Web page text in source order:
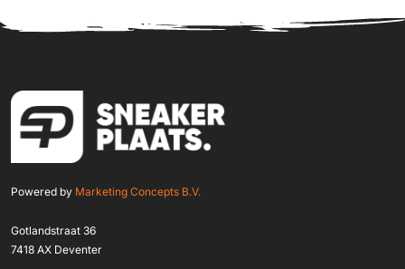
Powered by Marketing Concepts B.V.
Gotlandstraat 36
7418 AX Deventer